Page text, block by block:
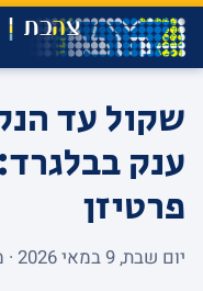
שקול עד
ענק
פרטיזן
יום שבת, 9 במאי 2026 · מערכת צהבת